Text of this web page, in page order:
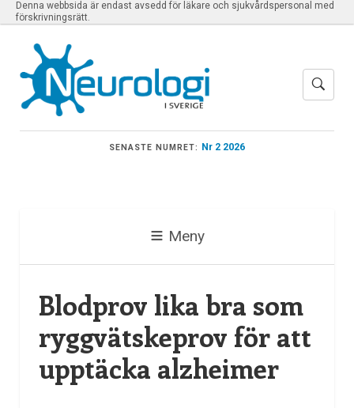
Denna webbsida är endast avsedd för läkare och sjukvårdspersonal med
förskrivningsrätt.
SENASTE NUMRET: Nr 2 2026
Meny
Blodprov lika bra som
ryggvätskeprov för att
upptäcka alzheimer